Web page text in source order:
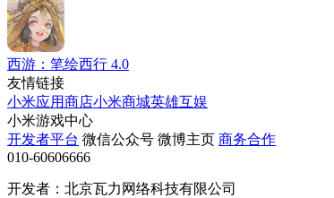
西游：笔绘西行 4.0
友情链接
小米应用商店小米商城英雄互娱
小米游戏中心
开发者平台 微信公众号 微博主页 商务合作
010-60606666
开发者：北京瓦力网络科技有限公司